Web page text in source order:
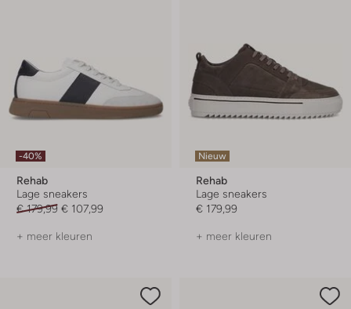
-40%
Rehab
Lage sneakers
€ 179,99 € 107,99
+ meer kleuren
Nieuw
Rehab
Lage sneakers
€ 179,99
+ meer kleuren